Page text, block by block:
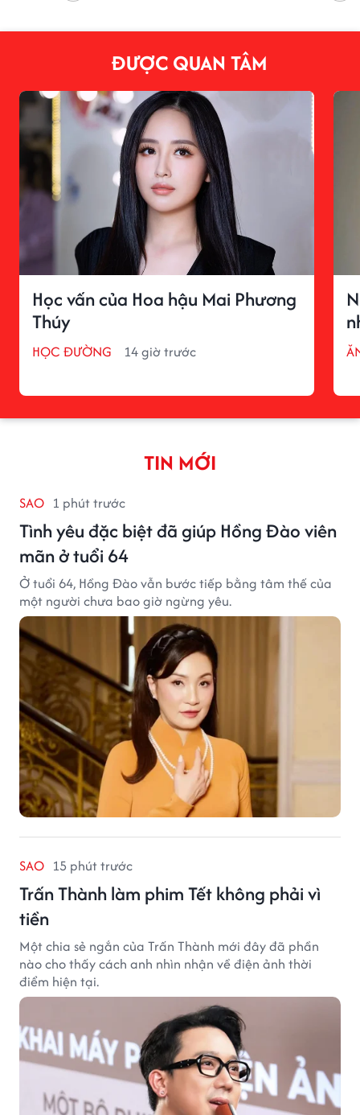
ĐƯỢC QUAN TÂM
Học vấn của Hoa hậu Mai Phương
Thúy
HỌC ĐƯỜNG 14 giờ trước
TIN MỚI
SAO 1 phút trước
Tình yêu đặc biệt đã giúp Hồng Đào viên
mãn ở tuổi 64
Ở tuổi 64, Hồng Đào vẫn bước tiếp bằng tâm thế của
một người chưa bao giờ ngừng yêu.
SAO 15 phút trước
Trấn Thành làm phim Tết không phải vì
tiền
Một chia sẻ ngắn của Trấn Thành mới đây đã phần
nào cho thấy cách anh nhìn nhận về điện ảnh thời
điểm hiện tại.